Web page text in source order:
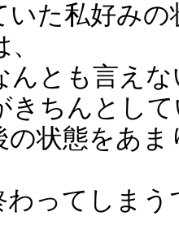
いた私好み
んとも言え
きちんとし
の状態をあ
わってしま